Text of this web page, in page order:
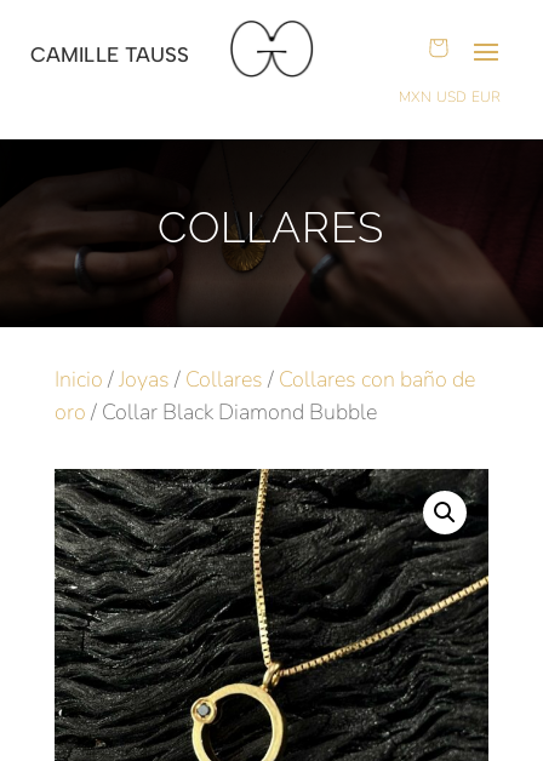
CAMILLE TAUSS
MXN USD EUR
COLLARES
Inicio/Joyas/ Collares/ Collares con baño de
oro/ Collar Black Diamond Bubble